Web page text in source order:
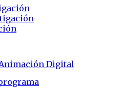
Digital